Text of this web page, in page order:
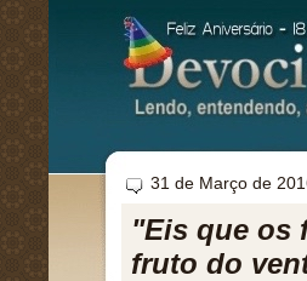
31 de Março de
"Eis que os
fruto do